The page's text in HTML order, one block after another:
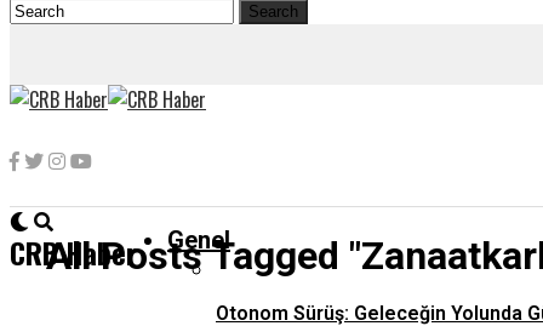
CRB Haber Genel
Otonom Sürüş: Geleceğin Yolunda
All Posts Tagged